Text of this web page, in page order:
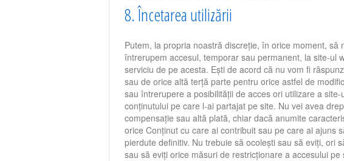
8. Încetarea utilizării
Putem, la propria noastră discreție, în orice moment, să
întrerupem accesul, temporar sau permanent, la site-ul
serviciu de pe acesta. Ești de acord că nu vom fi
sau de orice altă terță parte pentru orice astfel de
sau întrerupere a posibilității de acces ori utilizare a site-
conținutului pe care l-ai partajat pe site. Nu vei avea
compensație sau altă plată, chiar dacă anumite
orice Conținut cu care ai contribuit sau pe care ai ajuns
pierdute definitiv. Nu trebuie să ocolești sau să eviți, ori
sau să eviți orice măsuri de restricționare a accesului pe